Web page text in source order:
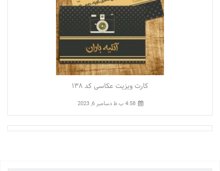
کارت ویزیت عکاسی کد ۱۳۸
4:58 ب.ظ دسامبر 6, 2023